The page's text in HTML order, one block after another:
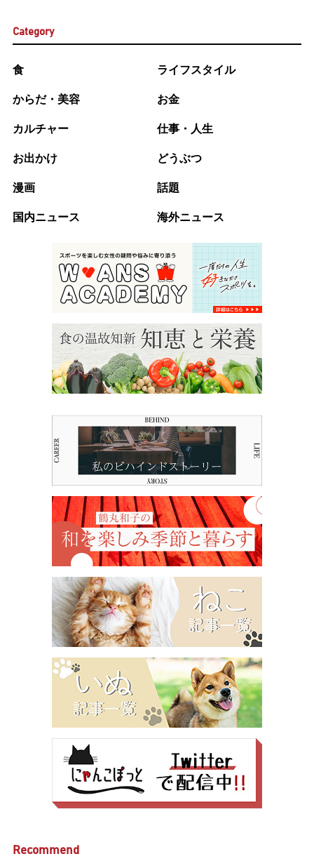
Category
食 ライフスタイル
からだ・美容 お金
カルチャー 仕事・人生
お出かけ どうぶつ
漫画 話題
国内ニュース 海外ニュース
Recommend